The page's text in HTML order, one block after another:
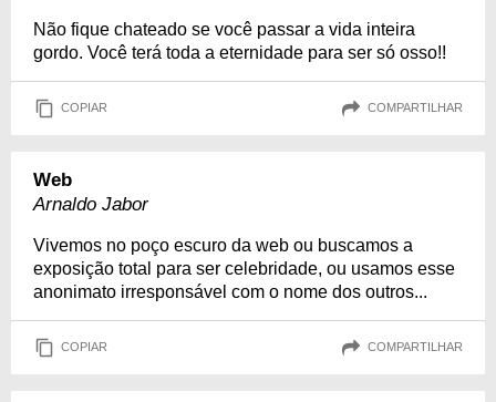
Não fique chateado se você passar a vida inteira
gordo. Você terá toda a eternidade para ser só osso!!
COPIAR COMPARTILHAR
Web
Arnaldo Jabor
Vivemos no poço escuro da web ou buscamos a
exposição total para ser celebridade, ou usamos esse
anonimato irresponsável com o nome dos outros...
COPIAR COMPARTILHAR